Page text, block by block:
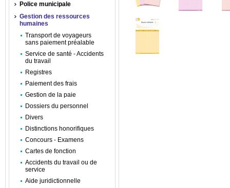
Police municipale
Gestion des ressources
humaines
Transport de voyageurs
sans paiement préalable
Service de santé - Accidents
du travail
Registres
Paiement des frais
Gestion de la paie
Dossiers du personnel
Divers
Distinctions honorifiques
Concours - Examens
Cartes de fonction
Accidents du travail ou de
service
Aide juridictionnelle